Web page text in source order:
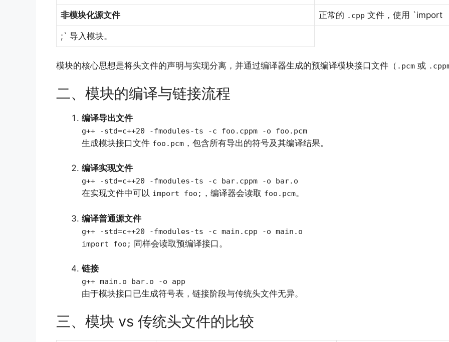
非模块化源文件 正常的 .cpp 文件，使用 `import
;` 导入模块。
模块的核心思想是将头文件的声明与实现分离，并通过编译器生成的预编译模块接口文件（ .pcm 或
二、模块的编译与链接流程
编译导出文件
g++ -std=c++20 -fmodules-ts -c foo.cppm -o foo.pcm
生成模块接口文件 foo.pcm ，包含所有导出的符号及其编译结果。
编译实现文件
g++ -std=c++20 -fmodules-ts -c bar.cppm -o bar.o
在实现文件中可以 import foo; ，编译器会读取 foo.pcm。
编译普通源文件
g++ -std=c++20 -fmodules-ts -c main.cpp -o main.o
import foo; 同样会读取预编译接口。
链接
g++ main.o bar.o -o app
由于模块接口已生成符号表，链接阶段与传统头文件无异。
三、模块 vs 传统头文件的比较